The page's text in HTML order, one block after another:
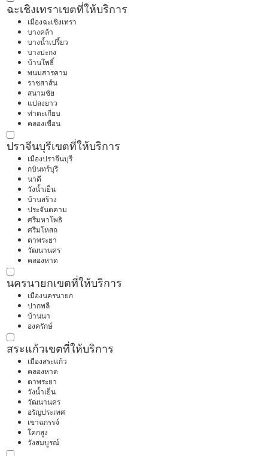
ฉะเชิงเทราเขตที่ให้บริการ
เมืองฉะเชิงเทรา
บางคล้า
บางน้ำเปรี้ยว
บางปะกง
บ้านโพธิ์
พนมสารคาม
ราชสาส์น
สนามชัย
แปลงยาว
ท่าตะเกียบ
คลองเขื่อน
ปราจีนบุรีเขตที่ให้บริการ
เมืองปราจีนบุรี
กบินทร์บุรี
นาดี
วังน้ำเย็น
บ้านสร้าง
ประจันตคาม
ศรีมหาโพธิ
ศรีมโหสถ
ตาพระยา
วัฒนานคร
คลองหาด
นครนายกเขตที่ให้บริการ
เมืองนครนายก
ปากพลี
บ้านนา
องครักษ์
สระแก้วเขตที่ให้บริการ
เมืองสระแก้ว
คลองหาด
ตาพระยา
วังน้ำเย็น
วัฒนานคร
อรัญประเทศ
เขาฉกรรจ์
โคกสูง
วังสมบูรณ์